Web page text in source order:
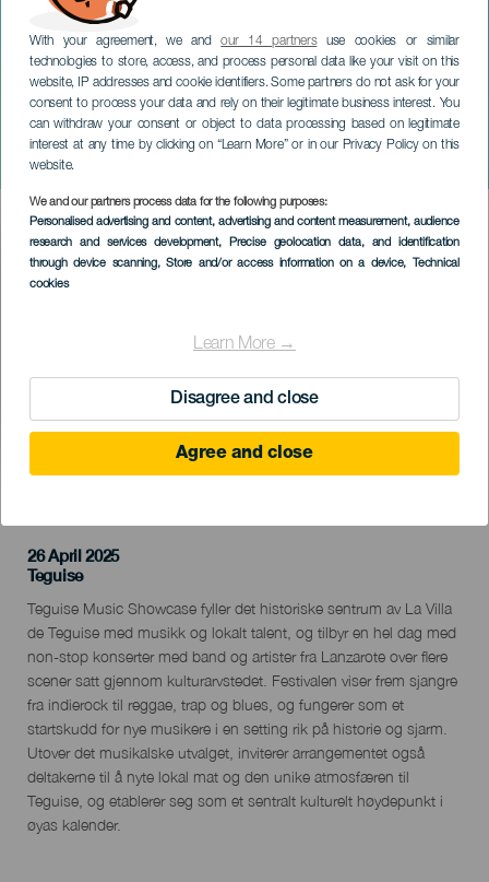
With your agreement, we andour 14 partnersuse cookies or similar
technologies to store, access, and process personal data like your visit on this
website, IP addresses and cookie identifiers. Some partners do not ask for your
consent to process your data and rely on their legitimate business interest. You
can withdraw your consent or object to data processing based on legitimate
interest at any time by clicking on “Learn More” or in our Privacy Policy on this
website.
We and our partners process data for the following purposes:
Personalised advertising and content, advertising and content measurement, audience
research and services development, Precise geolocation data, and identification
through device scanning, Store and/or access information on a device, Technical
cookies
Learn More →
Disagree and close
Agree and close
Teguise Music Showcase
LANZAROTE
Imagen
Listado
26 April 2025
Localidad
Teguise
Descripción
del
evento
Teguise Music Showcase fyller det historiske sentrum av La Villa
de Teguise med musikk og lokalt talent, og tilbyr en hel dag med
non-stop konserter med band og artister fra Lanzarote over flere
scener satt gjennom kulturarvstedet. Festivalen viser frem sjangre
fra indierock til reggae, trap og blues, og fungerer som et
startskudd for nye musikere i en setting rik på historie og sjarm.
Utover det musikalske utvalget, inviterer arrangementet også
deltakerne til å nyte lokal mat og den unike atmosfæren til
Teguise, og etablerer seg som et sentralt kulturelt høydepunkt i
øyas kalender.